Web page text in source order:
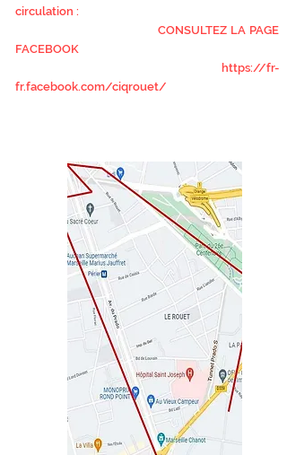
circulation :
CONSULTEZ LA PAGE
FACEBOOK
https://fr-
fr.facebook.com/ciqrouet/